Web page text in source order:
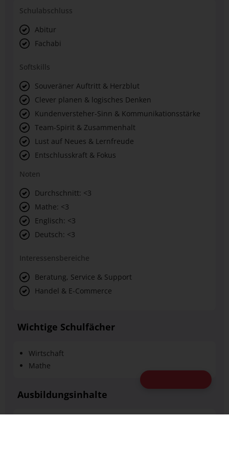
Schulabschluss
Abitur
Fachabi
Softskills
Souveräner Auftritt & Herzblut
Clever planen & logisches Denken
Kundenversteher-Sinn & Kommunikationsstärke
Team-Spirit & Zusammenhalt
Lust auf Neues & Lernfreude
Entschlusskraft & Fokus
Noten
Durchschnitt: <3
Mathe: <3
Englisch: <3
Deutsch: <3
Interessensbereiche
Beratung, Service & Support
Handel & E-Commerce
Wichtige Schulfächer
Wirtschaft
Mathe
Ausbildungsinhalte